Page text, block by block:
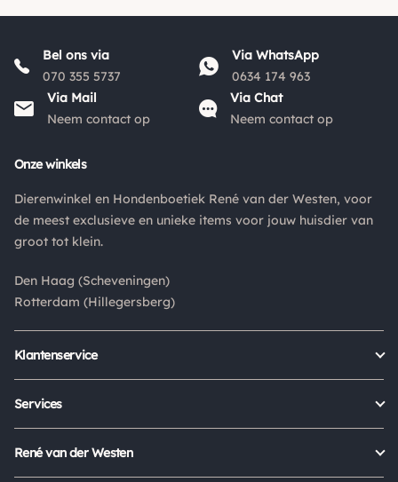
Bel ons via
070 355 5737
Via WhatsApp
0634 174 963
Via Mail
Neem contact op
Via Chat
Neem contact op
Onze winkels
Dierenwinkel en Hondenboetiek René van der Westen, voor
de meest exclusieve en unieke items voor jouw huisdier van
groot tot klein.
Den Haag (Scheveningen)
Rotterdam (Hillegersberg)
Klantenservice
Retour aanmelden
Status bestelling
Mijn account
Services
Algemene voorwaarden
René van der Westen